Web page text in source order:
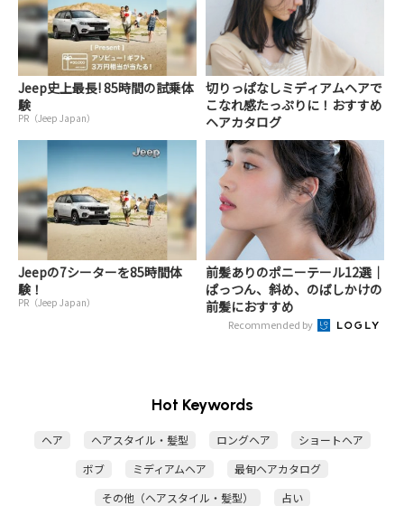
Jeep史上最長! 85時間の試乗体
験
PR（Jeep Japan）
切りっぱなしミディアムヘアで
こなれ感たっぷりに！おすすめ
ヘアカタログ
Jeepの7シーターを85時間体
験！
PR（Jeep Japan）
前髪ありのポニーテール12選｜
ぱっつん、斜め、のばしかけの
前髪におすすめ
Recommended by
Hot Keywords
ヘア ヘアスタイル・髪型 ロングヘア
ショートヘア
ボブ
ミディアムヘア
最旬ヘアカタログ
その他（ヘアスタイル・髪型）
占い